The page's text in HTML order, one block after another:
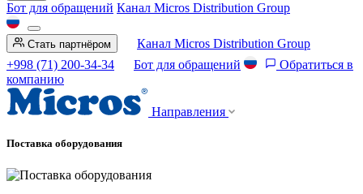
Бот для обращений Канал Micros Distribution Group
Стать партнёром
Канал Micros Distribution Group
+998 (71) 200-34-34
Бот для обращений
Обратиться в
компанию
Направления
Поставка оборудования